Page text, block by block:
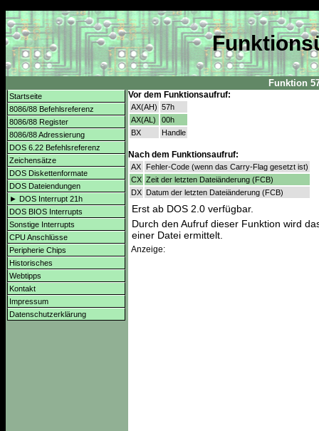
Funktion
Startseite
8086/88 Befehlsreferenz
8086/88 Register
8086/88 Adressierung
DOS 6.22 Befehlsreferenz
Zeichensätze
DOS Diskettenformate
DOS Dateiendungen
► DOS Interrupt 21h
DOS BIOS Interrupts
Sonstige Interrupts
CPU Anschlüsse
Peripherie Chips
Historisches
Webtipps
Kontakt
Impressum
Datenschutzerklärung
Vor dem Funktionsaufruf:
AX(AH) 57h
AX(AL)
00h
BX
Handle
Nach dem Funktionsaufruf:
AX
Fehler-Code (wenn das Carry-Flag gesetzt ist)
CX Zeit der letzten Dateiänderung (FCB)
DX Datum der letzten Dateiänderung (FCB)
Erst ab DOS 2.0 verfügbar.
Durch den Aufruf dieser Funktion wird
einer Datei ermittelt.
Anzeige: